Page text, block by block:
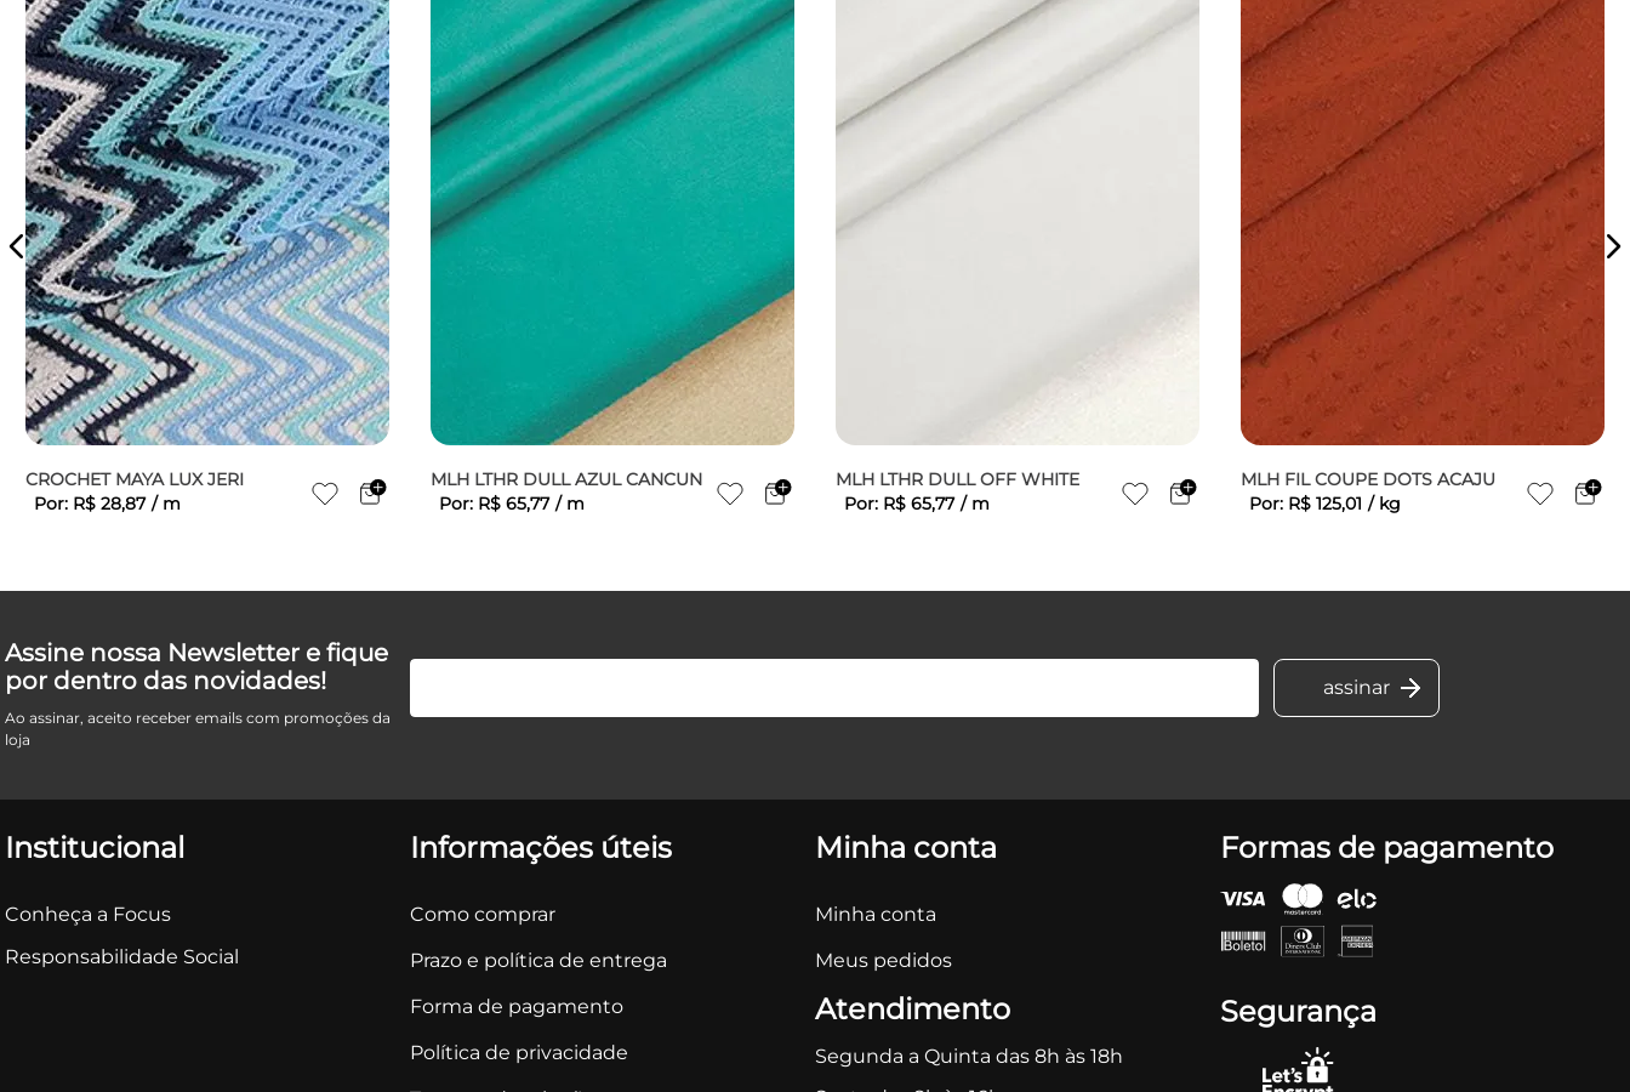
CROCHET MAYA LUX JERI
Por: R$ 28,87 / m
MLH LTHR DULL AZUL CANCUN
Por: R$ 65,77 / m
MLH LTHR DULL OFF WHITE
Por: R$ 65,77 / m
MLH FIL COUPE DOTS ACAJU
Por: R$ 125,01 / kg
Assine nossa Newsletter e fique
por dentro das novidades!
Ao assinar, aceito receber emails com promoções da
loja
Institucional
Conheça a Focus
Responsabilidade Social
Informações úteis
Como comprar
Prazo e política de entrega
Forma de pagamento
Política de privacidade
Minha conta
Minha conta
Meus pedidos
Atendimento
Segunda a Quinta das 8h às 18h
Formas de pagamento
Segurança